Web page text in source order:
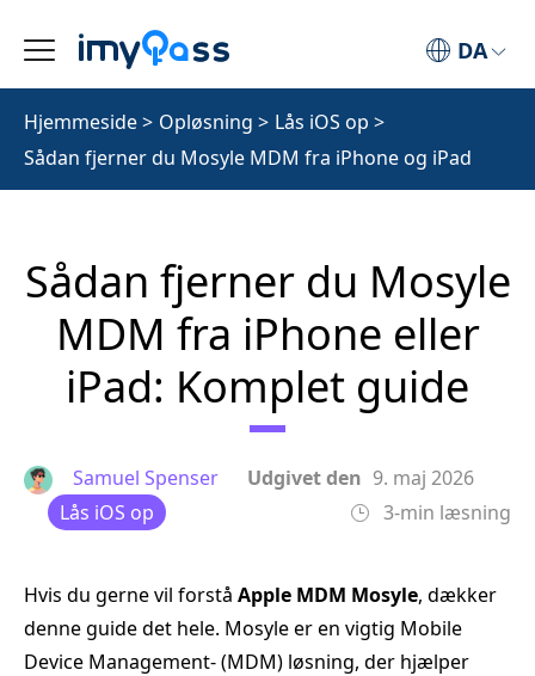
DA
Hjemmeside> Opløsning > Lås iOS op >
Sådan fjerner du Mosyle MDM fra iPhone og iPad
Sådan fjerner du Mosyle
MDM fra iPhone eller
iPad: Komplet guide
Samuel Spenser Udgivet den 9. maj 2026
Lås iOS op
3-min læsning
Hvis du gerne vil forstå Apple MDM Mosyle, dækker
denne guide det hele. Mosyle er en vigtig Mobile
Device Management‑ (MDM) løsning, der hjælper